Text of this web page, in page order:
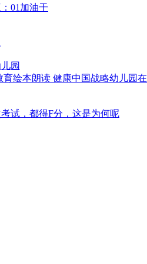
01加油干
园
绘本朗读 健康中国战略幼儿园
试，都得F分，这是为何呢